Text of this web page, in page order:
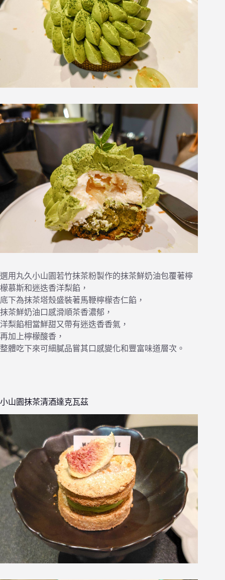
選用丸久小山園若竹抹茶粉製作的抹茶鮮奶油包覆著檸
檬慕斯和迷迭香洋梨餡，
底下為抹茶塔殼盛裝著馬鞭檸檬杏仁餡，
抹茶鮮奶油口感滑順茶香濃郁，
洋梨餡相當鮮甜又帶有迷迭香香氣，
再加上檸檬酸香，
整體吃下來可細膩品嘗其口感變化和豐富味道層次。
小山園抹茶清酒達克瓦茲